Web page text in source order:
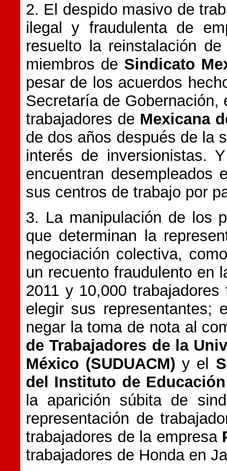
2. El despido masivo de
ilegal y fraudulenta de
resuelto la reinstalación
miembros de Sindicato
pesar de los acuerdos
Secretaría de Gobernación,
trabajadores de Mexicana
de dos años después de la
interés de inversionistas.
encuentran desempleados
sus centros de trabajo por
3. La manipulación de los
que determinan la
negociación colectiva,
un recuento fraudulento en
2011 y 10,000
elegir sus representantes;
negar la toma de nota al
de Trabajadores de la
México (SUDUACM) y el
del Instituto de
la aparición súbita de
representación de
trabajadores de la empresa
trabajadores de Honda en